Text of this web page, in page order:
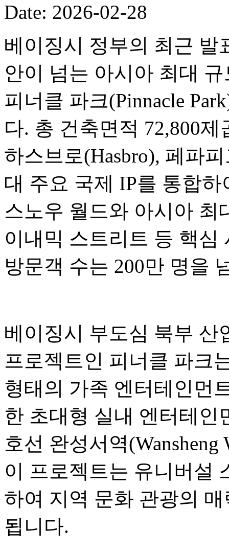
Date: 2026-02-28
베이징시 정부의 최근 발
안이 넘는 아시아 최대
피너클 파크(Pinnacle
다. 총 건축면적 72,800
하스브로(Hasbro), 페파
대 주요 국제 IP를 통합
스노우 월드와 아시아 최
이내믹 스트리트 등 핵심
방문객 수는 200만 명을
베이징시 부도심 북부 산
프로젝트인 피너클 파크
형태의 가족 엔터테인먼
한 초대형 실내 엔터테인
호선 완성서역
이 프로젝트는 유니버설
하여 지역 문화 관광의
됩니다.